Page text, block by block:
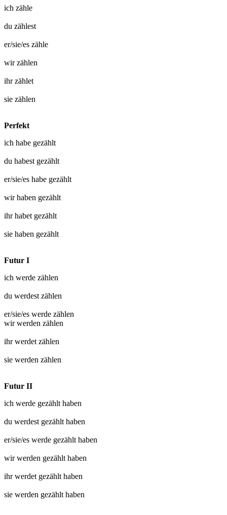
ich zähle
du zählest
er/sie/es zähle
wirzählen
ihrzählet
sie zählen
Perfekt
ich habe gezählt
du habest gezählt
er/sie/es habe gezählt
wir haben gezählt
ihr habet gezählt
sie haben gezählt
Futur I
ich werde zählen
du werdest zählen
er/sie/es werde zählen
wir werden zählen
ihr werdet zählen
sie werden zählen
Futur II
ich werde gezählt haben
du werdest gezählt haben
er/sie/es werde gezählt haben
wir werden gezählt haben
ihr werdet gezählt haben
sie werden gezählt haben